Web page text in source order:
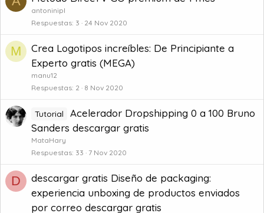
antoninipl
Respuestas 3 24 Nov 2020
M
Crea Logotipos increíbles: De Principiante a
Experto gratis (MEGA)
manu12
Respuestas 2 8 Nov 2020
Tutorial
Acelerador Dropshipping 0 a 100 Bruno
Sanders descargar gratis
MataHary
Respuestas 33 7 Nov 2020
D
descargar gratis Diseño de packaging:
experiencia unboxing de productos enviados
por correo descargar gratis